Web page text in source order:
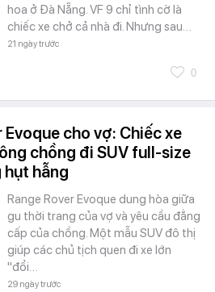
hoa ở Đà Nẵng. VF 9 chỉ tình cờ là
chiếc xe chở cả nhà đi. Nhưng sau…
21 ngày trước
0
Evoque cho vợ: Chiếc xe
chồng đi SUV full-size
hẫng
Range Rover Evoque dung hòa giữa
gu thời trang của vợ và yêu cầu đẳng
cấp của chồng. Một mẫu SUV đô thị
giúp các chủ tịch quen đi xe lớn
"đổi…
29 ngày trước